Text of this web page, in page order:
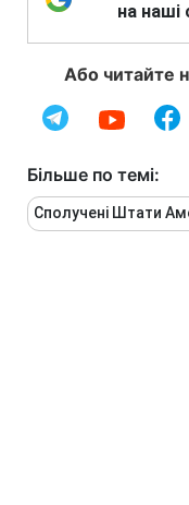
на наші
Або читайте
Більше по темі:
Сполучені Штати